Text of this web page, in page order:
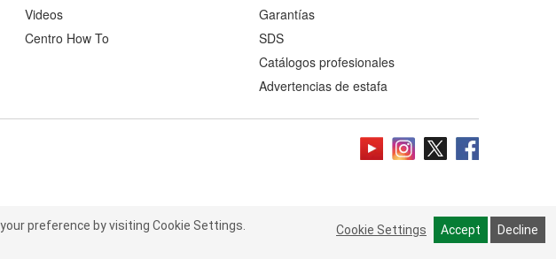
your preference by visiting Cookie Settings. Cookie Settings Accept Decline
Videos
Centro How To
Garantías
SDS
Catálogos profesionales
Advertencias de estafa
preference by visiting Cookie Settings.
Cookie Settings Accept Decline